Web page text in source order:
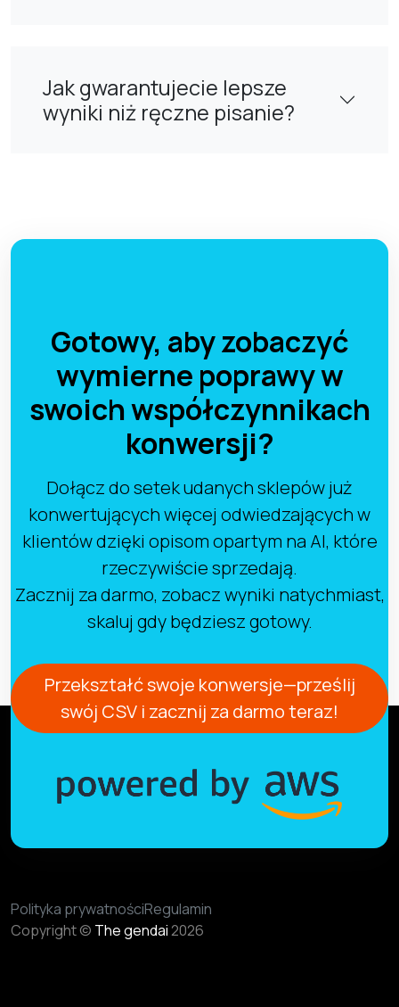
Jak gwarantujecie lepsze
wyniki niż ręczne pisanie?
Gotowy, aby zobaczyć
wymierne poprawy w
swoich współczynnikach
konwersji?
Dołącz do setek udanych sklepów już
konwertujących więcej odwiedzających w
klientów dzięki opisom opartym na AI, które
rzeczywiście sprzedają.
Zacznij za darmo, zobacz wyniki natychmiast,
skaluj gdy będziesz gotowy.
Przekształć swoje konwersje—prześlij
swój CSV i zacznij za darmo teraz!
Polityka prywatnościRegulamin
Copyright © The gendai2026